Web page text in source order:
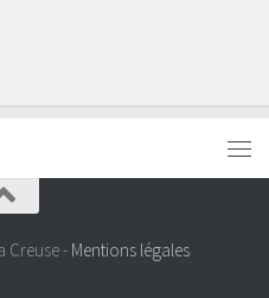
Creuse - Mentions légales